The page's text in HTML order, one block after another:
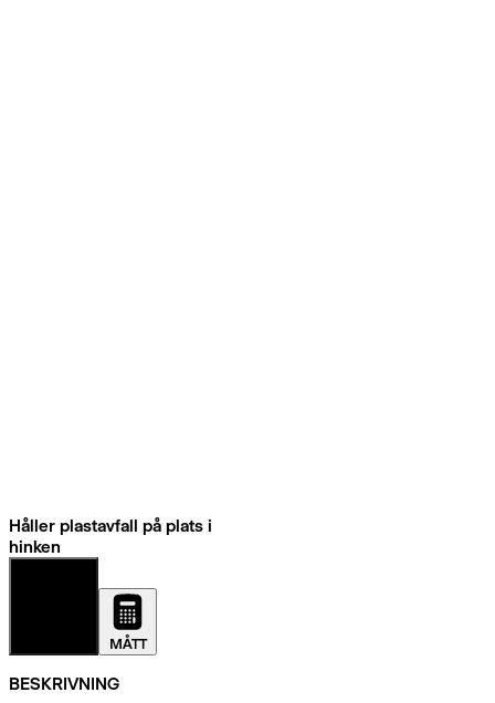
Håller plastavfall på plats i
hinken
MÅTT
BESKRIVNING